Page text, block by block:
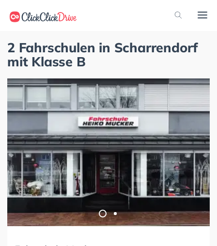
2 Fahrschulen in Scharrendorf
mit Klasse B